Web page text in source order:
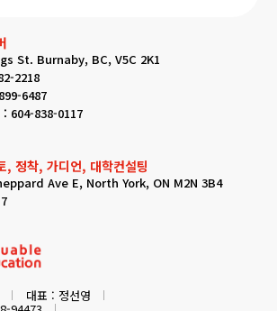
St. Burnaby, BC, V5C 2K1
2218
6487
: 604-838-0117
, 정착, 가디언, 대학컨설팅
Ave E, North York, ON M2N 3B4
대표 : 정선영